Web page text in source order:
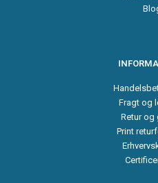
Fragt og
Retur og
Print